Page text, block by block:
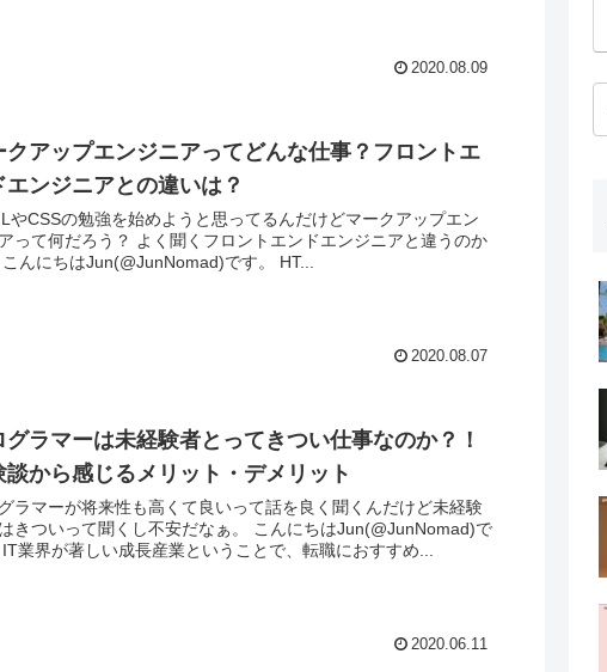
2020.08.09
クアップエンジニアってどんな仕事？フロントエ
エンジニアとの違いは？
やCSSの勉強を始めようと思ってるんだけどマークアップエン
う？ よく聞くフロントエンドエンジニアと違うのか
な？ こんにちはJun(@JunNomad)です。 HT...
2020.08.07
グラマーは未経験者とってきつい仕事なのか？！
談から感じるメリット・デメリット
ラマーが将来性も高くて良いって話を良く聞くんだけど未経験
いって聞くし不安だなぁ。 こんにちはJun(@JunNomad)で
す。 IT業界が著しい成長産業ということで、転職におすすめ...
2020.06.11